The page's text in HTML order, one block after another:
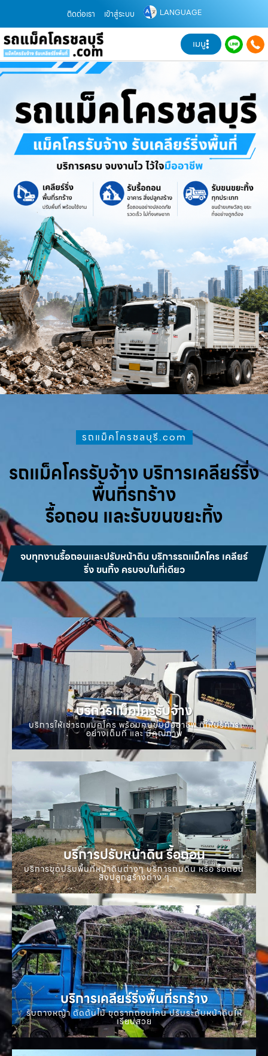
ติดต่อเรา เข้าสู่ระบบ LANGUAGE
เมนู
รถแม็คโครชลบุรี.com
รถแม็คโครรับจ้าง บริการเคลียร์ริ่ง
พื้นที่รกร้าง
รื้อถอน และรับขนขยะทิ้ง
จบทุกงานรื้อถอนและปรับหน้าดิน บริการรถแม็คโคร เคลียร์
ริ่ง ขนทิ้ง ครบจบในที่เดียว
บริการแม็คโครรับจ้าง
บริการให้เช่ารถแมคโคร พร้อมคนขับมืออาชีพ ที่ให้บริการ
อย่างเต็มที่ และ มีคุณภาพ
บริการปรับหน้าดิน รื้อถอน
บริการขุดปรับพื้นที่หน้าดินต่างๆ บริการถมดิน หรือ รื้อถอน
สิ่งปลูกสร้างต่าง ๆ
บริการเคลียร์ริ่งพื้นที่รกร้าง
รับถางหญ้า ตัดต้นไม้ ขุดรากถอนโคน ปรับระดับหน้าดินให้
เรียบสวย